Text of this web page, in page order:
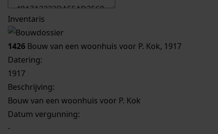
Inventaris
1426 Bouw van een woonhuis voor P. Kok, 1917
Datering:
1917
Beschrijving:
Bouw van een woonhuis voor P. Kok
Datum vergunning:
-